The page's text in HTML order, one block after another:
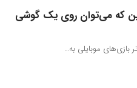
که می‌توان روی یک گوشی
بازی‌های موبایلی به…